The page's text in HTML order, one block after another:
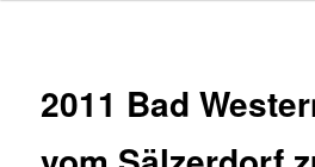
2011 Bad